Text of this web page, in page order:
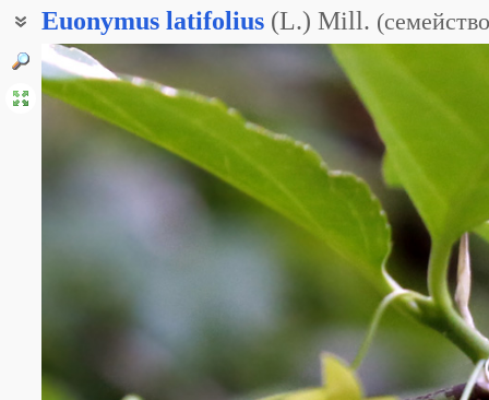
Euonymus latifolius (L.) Mill. (семейство
Бересклет широколиственный